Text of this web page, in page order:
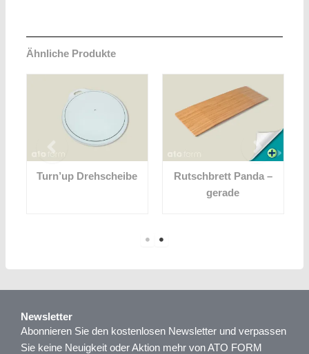
Ähnliche Produkte
Turn’up Drehscheibe
Rutschbrett Panda –
gerade
Newsletter
Abonnieren Sie den kostenlosen Newsletter und verpassen
Sie keine Neuigkeit oder Aktion mehr von ATO FORM